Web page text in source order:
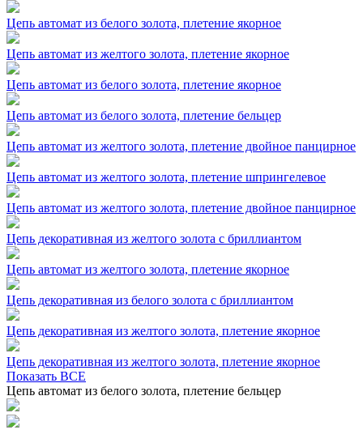
Цепь автомат из белого золота, плетение якорное
Цепь автомат из желтого золота, плетение якорное
Цепь автомат из белого золота, плетение якорное
Цепь автомат из белого золота, плетение бельцер
Цепь автомат из желтого золота, плетение двойное панцирное
Цепь автомат из желтого золота, плетение шпрингелевое
Цепь автомат из желтого золота, плетение двойное панцирное
Цепь декоративная из желтого золота с бриллиантом
Цепь автомат из желтого золота, плетение якорное
Цепь декоративная из белого золота с бриллиантом
Цепь декоративная из желтого золота, плетение якорное
Цепь декоративная из желтого золота, плетение якорное
Показать ВСЕ
Цепь автомат из белого золота, плетение бельцер